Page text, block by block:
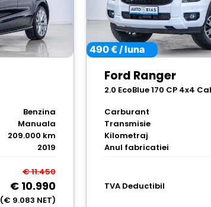
Benzina
Manuala
209.000 km
2019
€ 11.450
€ 10.990
(€ 9.083 NET)
490 € / luna
Ford Ranger
2.0 EcoBlue 170 CP 4x4
Carburant
Transmisie
Kilometraj
Anul fabricatiei
TVA Deductibil